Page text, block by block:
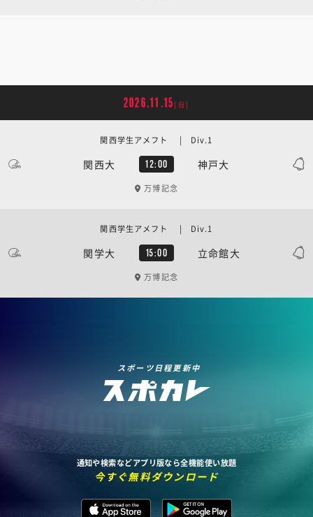
2026.11.15 [日]
関西大 12:00 神戸大
関西学生アメフト | Div.1
万博記念
関学大 15:00 立命館大
関西学生アメフト | Div.1
万博記念
スポーツ日程更新中
通知や検索などアプリ版なら全機能使い放題
今すぐ無料ダウンロード